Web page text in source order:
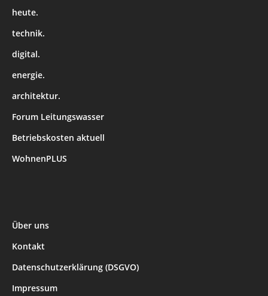
heute.
technik.
digital.
energie.
architektur.
Forum Leitungswasser
Betriebskosten aktuell
WohnenPLUS
Über uns
Kontakt
Datenschutzerklärung (DSGVO)
Impressum